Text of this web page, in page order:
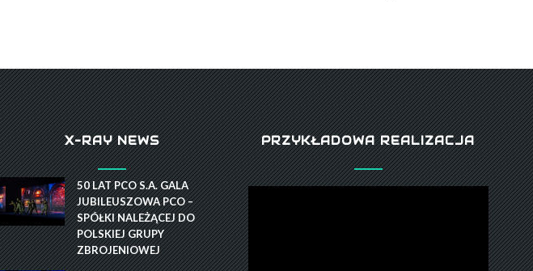
X-RAY NEWS
50 LAT PCO S.A. GALA
JUBILEUSZOWA PCO –
SPÓŁKI NALEŻĄCEJ DO
POLSKIEJ GRUPY
ZBROJENIOWEJ
PRZYKŁADOWA REALIZACJA